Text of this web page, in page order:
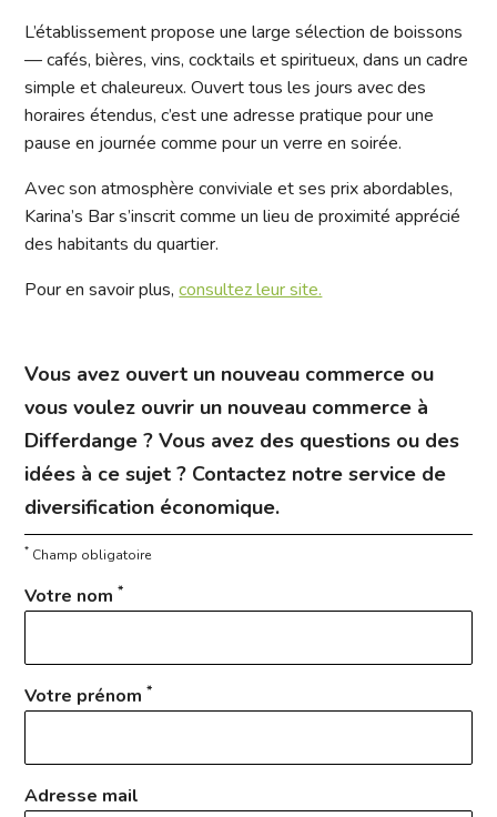
L’établissement propose une large sélection de boissons
— cafés, bières, vins, cocktails et spiritueux, dans un cadre
simple et chaleureux. Ouvert tous les jours avec des
horaires étendus, c’est une adresse pratique pour une
pause en journée comme pour un verre en soirée.
Avec son atmosphère conviviale et ses prix abordables,
Karina’s Bar s’inscrit comme un lieu de proximité apprécié
des habitants du quartier.
Pour en savoir plus,consultez leur site.
Vous avez ouvert un nouveau commerce ou
vous voulez ouvrir un nouveau commerce à
Differdange ? Vous avez des questions ou des
idées à ce sujet ? Contactez notre service de
diversification économique.
* Champ obligatoire
Votre nom*
Votre prénom*
Adresse mail